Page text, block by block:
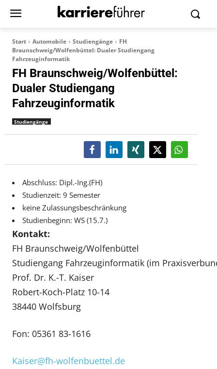
Start Automobile Studiengänge
FH
Braunschweig/Wolfenbüttel: Dualer Studiengang
Fahrzeuginformatik
FH Braunschweig/Wolfenbüttel:
Dualer Studiengang
Fahrzeuginformatik
Studiengänge
Abschluss: Dipl.-Ing.(FH)
Studienzeit: 9 Semester
keine Zulassungsbeschränkung
Studienbeginn: WS (15.7.)
Kontakt:
FH Braunschweig/Wolfenbüttel
Studiengang Fahrzeuginformatik (im
Prof. Dr. K.-T. Kaiser
Robert-Koch-Platz 10-14
38440 Wolfsburg
Fon: 05361 83-1616
Kaiser@fh-wolfenbuettel.de